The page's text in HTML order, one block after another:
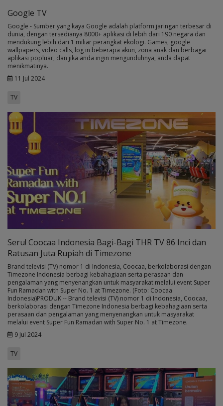
Google TV
Google - Sumber yang kaya Google adalah platform jaringan terbesar di
dunia, dengan tersedianya 8000+ aplikasi di lebih dari 190 negara dan
mendukung lebih dari 1 miliar perangkat ekologi. Games, google
wallpapers, video calls, log in beberapa akun, zona anak dan berbagai
aplikasi popluar, dan jika anda ingin mengunduhnya, anda dapat
menikmatinya.
11 Jul 2024
TV
Seru! Coocaa Indonesia Bagi-Bagi THR TV 86 Inci dan
Ratusan Juta Rupiah di Timezone
Brand televisi (TV) nomor 1 di Indonesia, Coocaa, berkolaborasi dengan
Timezone Indonesia berbagi kebahagiaan serta perasaan dan
pengalaman yang menyenangkan untuk masyarakat melalui event Super
Fun Ramadan with Super No. 1 at Timezone. (Foto: Coocaa
Indonesia)PRODUK -- Brand televisi (TV) nomor 1 di Indonesia, Coocaa,
berkolaborasi dengan Timezone Indonesia berbagi kebahagiaan serta
perasaan dan pengalaman yang menyenangkan untuk masyarakat
melalui event Super Fun Ramadan with Super No. 1 at Timezone.
9 Jul 2024
TV